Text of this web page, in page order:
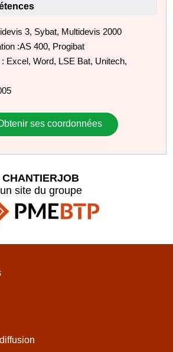
3, Sybat, Multidevis 2000
:AS 400, Progibat
Excel, Word, LSE Bat, Unitech,
ses coordonnées
CHANTIERJOB
un site du groupe